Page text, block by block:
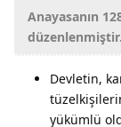
Anayasanın
düzenlenmiştir.
Devletin,
yükümlü